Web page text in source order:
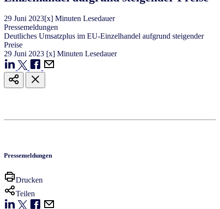
29 Juni 2023[x] Minuten Lesedauer
Pressemeldungen
Deutliches Umsatzplus im EU-Einzelhandel aufgrund steigender
Preise
29 Juni 2023 [x] Minuten Lesedauer
Pressemeldungen
Drucken
Teilen